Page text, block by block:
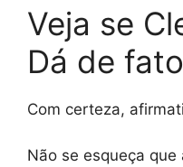
Veja se
Dá de
Com certeza,
Não se esqueça que